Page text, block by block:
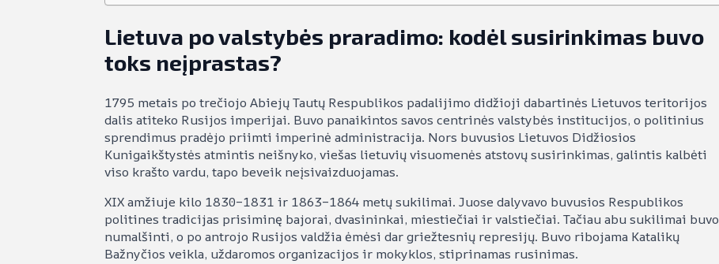
Lietuva po valstybės praradimo: kodėl susirinkimas buvo
toks neįprastas?
1795 metais po trečiojo Abiejų Tautų Respublikos padalijimo didžioji dabartinės Lietuvos teritorijos
dalis atiteko Rusijos imperijai. Buvo panaikintos savos centrinės valstybės institucijos, o politinius
sprendimus pradėjo priimti imperinė administracija. Nors buvusios Lietuvos Didžiosios
Kunigaikštystės atmintis neišnyko, viešas lietuvių visuomenės atstovų susirinkimas, galintis kalbėti
viso krašto vardu, tapo beveik neįsivaizduojamas.
XIX amžiuje kilo 1830–1831 ir 1863–1864 metų sukilimai. Juose dalyvavo buvusios Respublikos
politines tradicijas prisiminę bajorai, dvasininkai, miestiečiai ir valstiečiai. Tačiau abu sukilimai buvo
numalšinti, o po antrojo Rusijos valdžia ėmėsi dar griežtesnių represijų. Buvo ribojama Katalikų
Bažnyčios veikla, uždaromos organizacijos ir mokyklos, stiprinamas rusinimas.